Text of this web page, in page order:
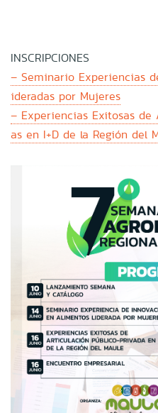
INSCRIPCIONES
– Seminario Experiencias
ideradas por Mujeres
– Experiencias Exitosas
as en I+D de la Región del